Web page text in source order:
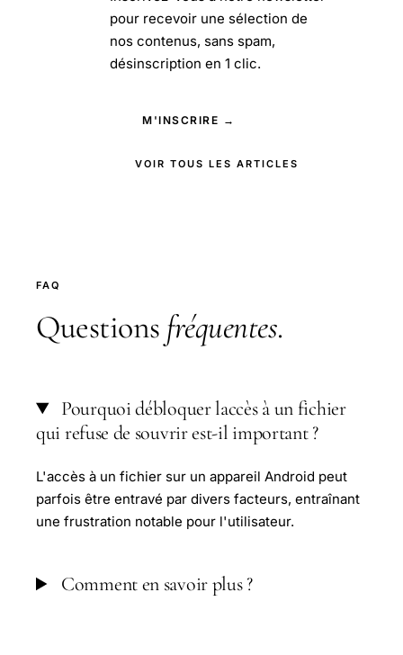
pour recevoir une sélection de
nos contenus, sans spam,
désinscription en 1 clic.
M'INSCRIRE →
VOIR TOUS LES ARTICLES
FAQ
Questions fréquentes.
Pourquoi débloquer laccès à un fichier
qui refuse de souvrir est-il important ?
L'accès à un fichier sur un appareil Android peut
parfois être entravé par divers facteurs, entraînant
une frustration notable pour l'utilisateur.
Comment en savoir plus ?